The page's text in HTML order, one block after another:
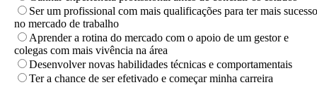
Ser um profissional com mais qualificações para ter mais sucesso
no mercado de trabalho
Aprender a rotina do mercado com o apoio de um gestor e
colegas com mais vivência na área
Desenvolver novas habilidades técnicas e comportamentais
Ter a chance de ser efetivado e começar minha carreira